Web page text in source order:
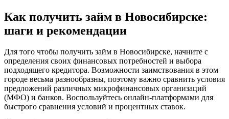
Как получить займ в Новосибирске:
шаги и рекомендации
Для того чтобы получить займ в Новосибирске, начните с
определения своих финансовых потребностей и выбора
подходящего кредитора. Возможности заимствования в этом
городе весьма разнообразны, поэтому важно сравнить условия
предложений различных микрофинансовых организаций
(МФО) и банков. Воспользуйтесь онлайн-платформами для
быстрого сравнения условий и процентных ставок.